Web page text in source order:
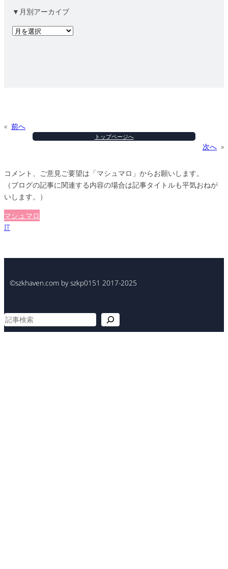
▼月別アーカイブ
ア
« 前へ
トップページへ
次へ »
コメント、ご意見ご要望は「マシュマロ」からお願いします。
（ブログの記事に関連する内容の場合は記事タイトルも平気おねが
いします。）
マシュマロ
IT
©szkhaven.com by szkp0151 2017-2025
検
索